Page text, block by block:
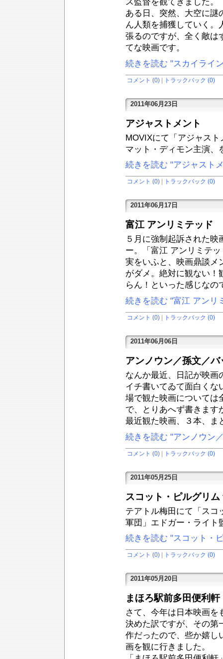
ある日、突然、大空に謎
ん人類を捕獲していく。
張るのですが、全く敵は
てな映画です。
続きを読む "スカイライ
コメント (0) トラックバック (0)
2011年06月23日
アジャストメント
MOVIXにて「アジャス
マット・ディモン主演、
続きを読む "アジャスト
コメント (0) トラックバック (0)
2011年06月17日
富江 アンリミテッド
５月に強制起訴された
ー。「富江 アンリミテ
実をいふと、映画鼎談メ
がダメ。絶対に観ない！
らん！といった感じなの
続きを読む "富江 アンリ
コメント (0) トラックバック (0)
2011年06月06日
アンノウン／孫文／バ
なんか最近、日記が映画
イチ書いてゐて面白くな
場で観た映画については
で、とりあへず書きます
最近観た映画、３本、ま
続きを読む "アンノウン
コメント (0) トラックバック (0)
2011年05月25日
スコット・ピルグリ
テアトル梅田にて「スコ
軍団」エドガー・ライト
続きを読む "スコット・
コメント (0) トラックバック (0)
2011年05月20日
まほろ駅前多田便利軒
さて、今年は日本映画を
決めた訳ですが、その第
作だったので、些か嬉し
画を観に行きました。